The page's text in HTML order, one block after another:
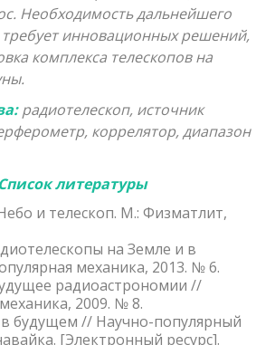
Необходимость дальнейшего
требует инновационных решений,
комплекса телескопов на
радиотелескоп, источник
коррелятор, диапазон
Список литературы
и телескоп. М.: Физматлит,
на Земле и в
механика, 2013. № 6.
радиоастрономии //
2009. № 8.
будущем // Научно-популярный
[Электронный ресурс].